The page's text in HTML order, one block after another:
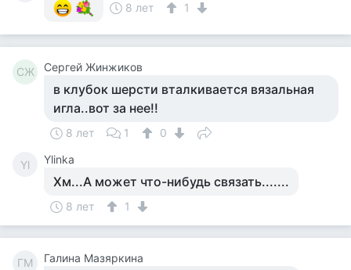
8 лет
1
СЖ Сергей Жинжиков
в клубок шерсти вталкивается вязальная
игла..вот за нее!!
8 лет 1 0
Yl Ylinka
Хм...А может что-нибудь связать.......
8 лет 1
ГМ Галина Мазяркина